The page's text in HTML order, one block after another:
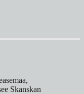
Skanskan